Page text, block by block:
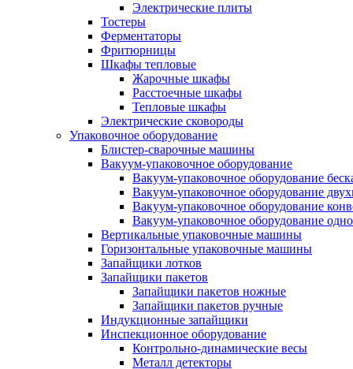
Электрические плиты
Тостеры
Ферментаторы
Фритюрницы
Шкафы тепловые
Жарочные шкафы
Расстоечные шкафы
Тепловые шкафы
Электрические сковороды
Упаковочное оборудование
Блистер-сварочные машины
Вакуум-упаковочное оборудование
Вакуум-упаковочное оборудование
Вакуум-упаковочное оборудование
Вакуум-упаковочное оборудование
Вакуум-упаковочное оборудование
Вертикальные упаковочные машины
Горизонтальные упаковочные машины
Запайщики лотков
Запайщики пакетов
Запайщики пакетов ножные
Запайщики пакетов ручные
Индукционные запайщики
Инспекционное оборудование
Контрольно-динамические весы
Металл детекторы